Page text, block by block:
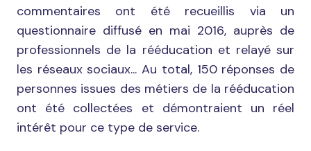
commentaires ont été recueillis via un
questionnaire diffusé en mai 2016, auprès de
professionnels de la rééducation et relayé sur
les réseaux sociaux... Au total, 150 réponses de
personnes issues des métiers de la rééducation
ont été collectées et démontraient un réel
intérêt pour ce type de service.